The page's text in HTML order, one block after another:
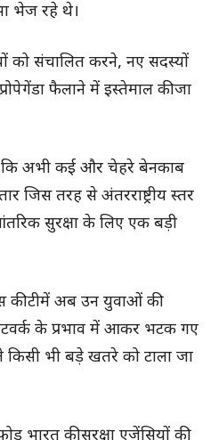
भेज रहे थे।
को संचालित करने, नए सदस्यों
फैलाने में इस्तेमाल की जा
कि अभी कई और चेहरे बेनकाब
जिस तरह से अंतरराष्ट्रीय स्तर
सुरक्षा के लिए एक बड़ी
टीमें अब उन युवाओं की
के प्रभाव में आकर भटक गए
किसी भी बड़े खतरे को टाला जा